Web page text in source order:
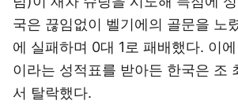
국은 끊임없이 벨기에의 골문을 노
에 실패하며 0대 1로 패배했다. 이
이라는 성적표를 받아든 한국은 조
서 탈락했다.